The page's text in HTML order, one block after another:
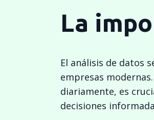
La
El análisis de datos
empresas
diariamente, es
decisiones